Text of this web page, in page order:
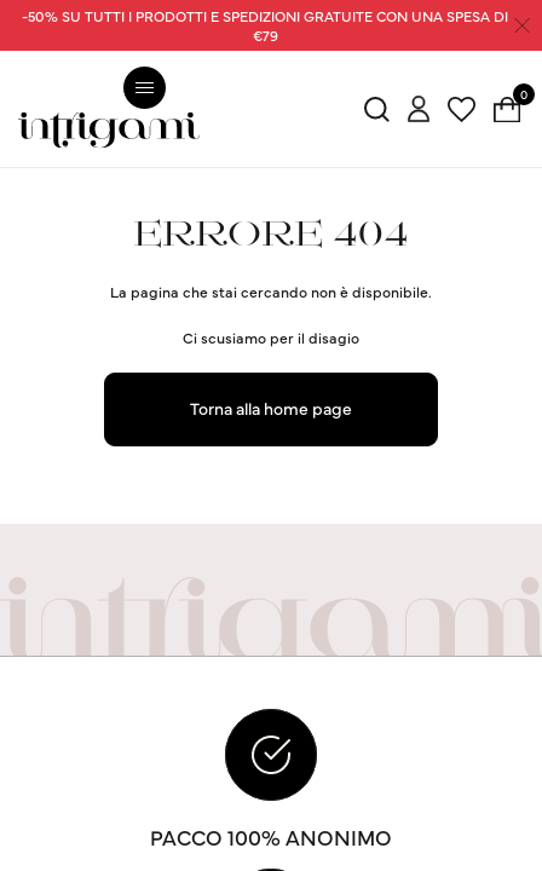
-50% SU TUTTI I PRODOTTI E SPEDIZIONI GRATUITE CON UNA SPESA DI
€79
0
ERRORE 404
La pagina che stai cercando non è disponibile.
Ci scusiamo per il disagio
Torna alla home page
PACCO 100% ANONIMO